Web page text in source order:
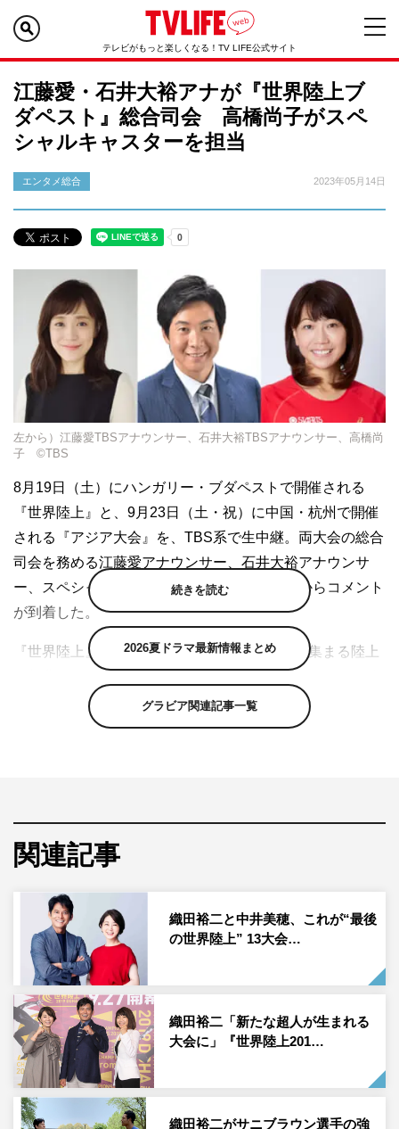
テレビがもっと楽しくなる！TV LIFE公式サイト
江藤愛・石井大裕アナが『世界陸上ブ
ダペスト』総合司会 高橋尚子がスペ
シャルキャスターを担当
エンタメ総合 2023年05月14日
左から）江藤愛TBSアナウンサー、石井大裕TBSアナウンサー、高橋尚
子 ©TBS
8月19日（土）にハンガリー・ブダペストで開催される
『世界陸上』と、9月23日（土・祝）に中国・杭州で開催
される『アジア大会』を、TBS系で生中継。両大会の総合
司会を務める江藤愛アナウンサー、石井大裕アナウンサ
ー、スペシャルキャスターを務める高橋尚子からコメント
が到着した。
『世界陸上』は、約200の国と地域から選手が集まる陸上
ルトなど世界的スターが数々の伝説を作り上げ、世界中を
熱狂させてきた。TBS系では25年以上にわたり計13大会
ら、史上初の2年連続開催となる今大会。3つの世界新記録
が生まれた前大会と同様、今大会も世界記録が期待できる
超人たちが数多く出場を予定している。東京での開催とな
る次大会2025年を見据え、世界と戦う日本人選手の活躍
にも注目だ。
一方、『アジア大会』はIOC（国際オリンピック委員会）
公認のアジア地域を対象にした国際総合競技大会。1951
年に第1回大会がインド・ニューデリーで行われ、その後
は原則4年ごと・オリンピックの中間年に開催されてい
る。
オリンピックをしのぐ競技・種目（40競技482種目／東京
続きを読む
2026夏ドラマ最新情報まとめ
グラビア関連記事一覧
関連記事
織田裕二と中井美穂、これが“最後
の世界陸上” 13大会…
織田裕二「新たな超人が生まれる
大会に」『世界陸上201…
織田裕二がサニブラウン選手の強